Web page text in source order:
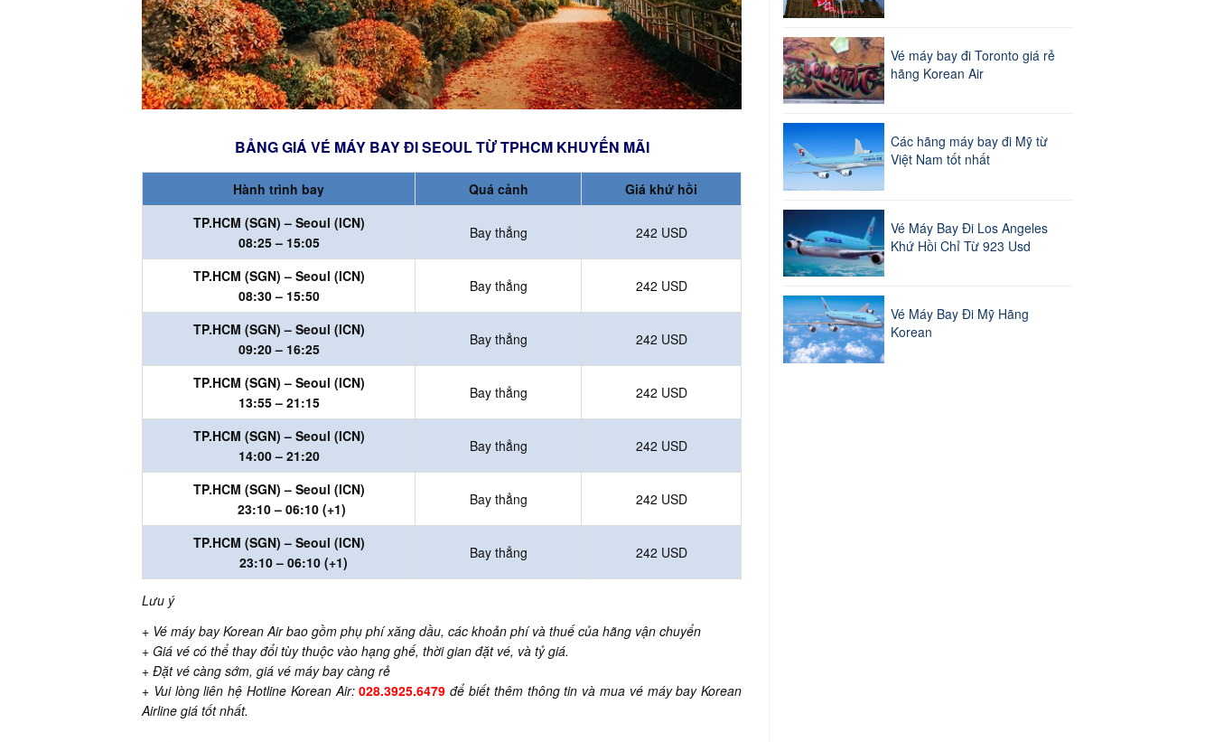
BẢNG GIÁ VÉ MÁY BAY ĐI SEOUL TỪ TPHCM KHUYẾN MÃI
Hành trình bay Quá cảnh
Giá khứ hồi
TP.HCM (SGN) – Seoul (ICN)
08:25 – 15:05
Bay thẳng 242 USD
TP.HCM (SGN) – Seoul (ICN)
08:30 – 15:50
Bay thẳng 242 USD
TP.HCM (SGN) – Seoul (ICN)
09:20 – 16:25
Bay thẳng 242 USD
TP.HCM (SGN) – Seoul (ICN)
13:55 – 21:15
Bay thẳng 242 USD
TP.HCM (SGN) – Seoul (ICN)
14:00 – 21:20
Bay thẳng 242 USD
TP.HCM (SGN) – Seoul (ICN)
23:10 – 06:10 (+1)
Bay thẳng 242 USD
TP.HCM (SGN) – Seoul (ICN)
23:10 – 06:10 (+1)
Bay thẳng 242 USD
Lưu ý
+ Vé máy bay Korean Air bao gồm phụ phí xăng dầu, các khoản phí và thuế của hãng vận chuyển
+ Giá vé có thể thay đổi tùy thuộc vào hạng ghế, thời gian đặt vé, và tỷ giá.
+ Đặt vé càng sớm, giá vé máy bay càng rẻ
+ Vui lòng liên hệ Hotline Korean Air: 028.3925.6479 để biết thêm thông tin và mua vé máy bay Korean
Airline giá tốt nhất.
Vé máy bay đi Toronto giá rẻ
hãng Korean Air
Các hãng máy bay đi Mỹ từ
Việt Nam tốt nhất
Vé Máy Bay Đi Los Angeles
Khứ Hồi Chỉ Từ 923 Usd
Vé Máy Bay Đi Mỹ Hãng
Korean